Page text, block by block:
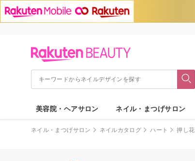
美容院・ヘアサロン ネイル・まつげサロン
ネイル・まつげサロン ネイルカタログ ハート 押し花